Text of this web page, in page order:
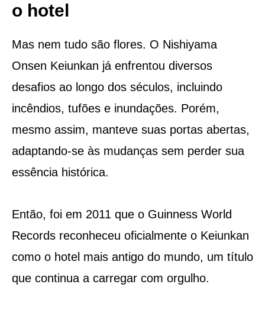
o hotel
Mas nem tudo são flores. O Nishiyama
Onsen Keiunkan já enfrentou diversos
desafios ao longo dos séculos, incluindo
incêndios, tufões e inundações. Porém,
mesmo assim, manteve suas portas abertas,
adaptando-se às mudanças sem perder sua
essência histórica.
Então, foi em 2011 que o Guinness World
Records reconheceu oficialmente o Keiunkan
como o hotel mais antigo do mundo, um título
que continua a carregar com orgulho.